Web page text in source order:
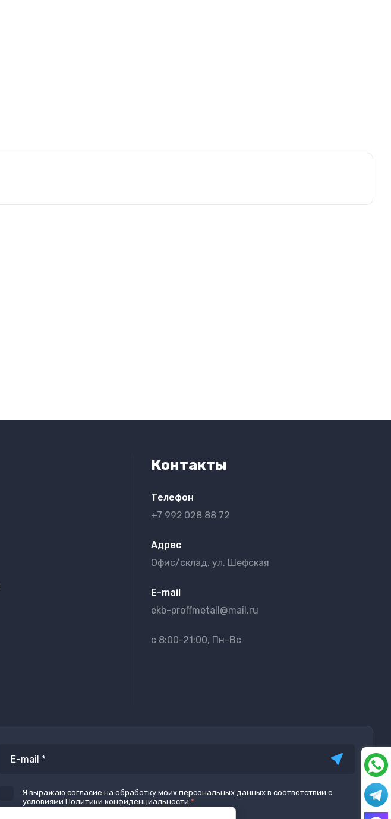
Контакты
Телефон
+7 992 028 88 72
Адрес
Офис/склад. ул. Шефская
E-mail
ekb-proffmetall@mail.ru
с 8:00-21:00, Пн-Вс
Я выражаюсогласие на обработку моих персональных данных в соответствии с
условиямиПолитики конфиденциальности *